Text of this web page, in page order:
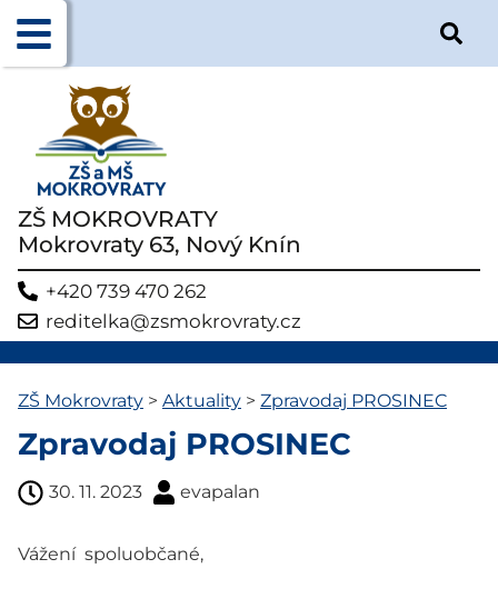
ZŠ MOKROVRATY
Mokrovraty 63, Nový Knín
+420 739 470 262
reditelka@zsmokrovraty.cz
ZŠ Mokrovraty > Aktuality > Zpravodaj PROSINEC
Zpravodaj PROSINEC
30. 11. 2023 evapalan
Vážení spoluobčané,